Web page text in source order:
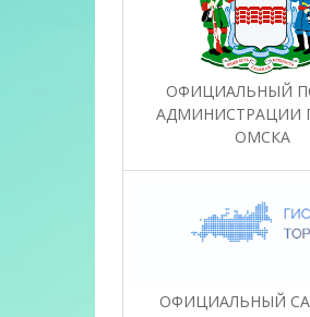
ОФИЦИАЛЬНЫЙ
АДМИНИСТРАЦИИ
ОМСКА
ОФИЦИАЛЬНЫЙ